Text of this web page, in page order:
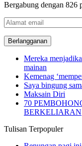
Bergabung dengan 826
Alamat
email
Mereka
mainan
Kemenag
Saya bingung
Maksain Diri
70
BERKELIARAN
Tulisan Terpopuler